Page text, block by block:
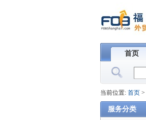
首页
当前位置: 首页 >
服务分类